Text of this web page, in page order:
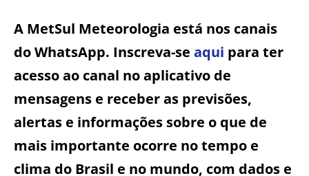
A MetSul Meteorologia está nos canais
do WhatsApp. Inscreva-se aqui para ter
acesso ao canal no aplicativo de
mensagens e receber as previsões,
alertas e informações sobre o que de
mais importante ocorre no tempo e
clima do Brasil e no mundo, com dados e